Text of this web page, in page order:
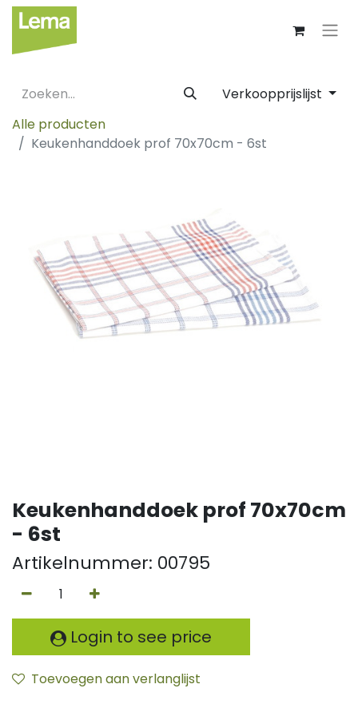
Verkoopprijslijst
Alle producten
Keukenhanddoek prof 70x70cm - 6st
Keukenhanddoek prof 70x70cm
- 6st
Artikelnummer: 00795
Login to see price
Toevoegen aan verlanglijst